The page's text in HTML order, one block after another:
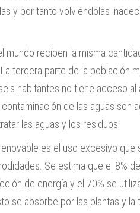
y por tanto volviéndolas
reciben la misma
tercera parte de la población
habitantes no tiene acceso al
de las aguas son
las aguas y los residuos.
es el uso excesivo que
Se estima que el 8%
de energía y el 70% se
se absorbe por las plantas y la